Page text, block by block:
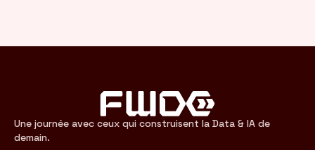
Une journée avec ceux qui construisent la Data & IA de
demain.